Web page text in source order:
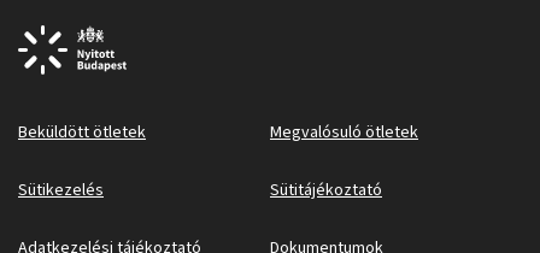
Beküldött ötletek Megvalósuló ötletek
Sütikezelés Sütitájékoztató
Adatkezelési tájékoztató Dokumentumok